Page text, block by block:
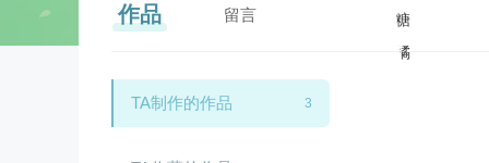
作品 留言
TA制作的作品 3